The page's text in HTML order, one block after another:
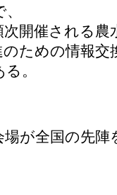
開催される農
ための情報交
。
が全国の先陣